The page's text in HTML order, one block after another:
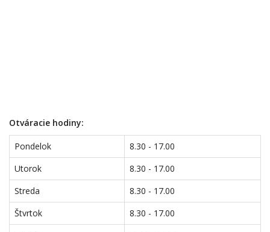
Otváracie hodiny:
Pondelok
8.30 - 17.00
Utorok
8.30 - 17.00
Streda
8.30 - 17.00
Štvrtok
8.30 - 17.00